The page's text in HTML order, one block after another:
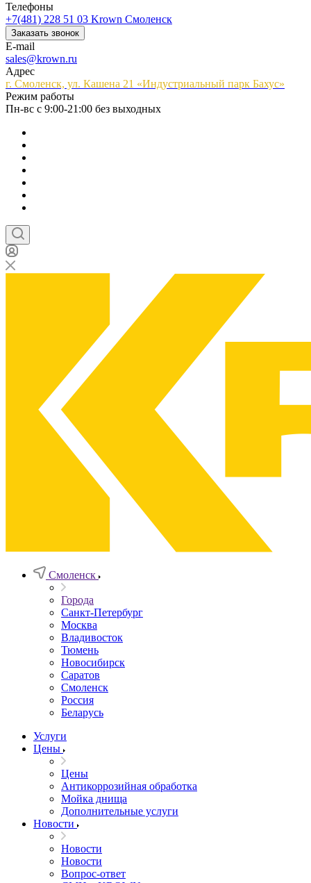
Телефоны
+7(481) 228 51 03 Krown Смоленск
Заказать звонок
E-mail
sales@krown.ru
Адрес
г. Смоленск, ул. Кашена 21 «Индустриальный парк Бахус»
Режим работы
Пн-вс с 9:00-21:00 без выходных
Смоленск
Города
Санкт-Петербург
Москва
Владивосток
Тюмень
Новосибирск
Саратов
Смоленск
Россия
Беларусь
Услуги
Цены
Цены
Антикоррозийная обработка
Мойка днища
Дополнительные услуги
Новости
Новости
Новости
Вопрос-ответ